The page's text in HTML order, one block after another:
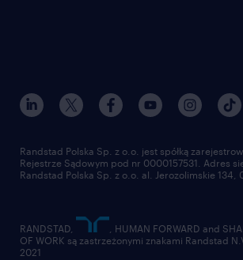
Randstad Polska Sp. z o.o. jest spółką
Rejestrze Sądowym pod nr 0000157531. Adres
Randstad Polska Sp. z o.o. al. Jerozolimskie 134,
RANDSTAD,
, HUMAN FORWARD and
OF WORK są zastrzeżonymi znakami Randstad
2021